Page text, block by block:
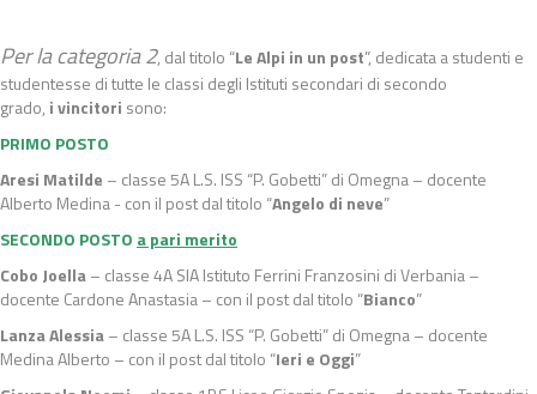
Per la categoria 2, dal titolo “Le Alpi in un post”, dedicata a studenti e
studentesse di tutte le classi degli Istituti secondari di secondo
grado, ivincitori sono:
PRIMO POSTO
Aresi Matilde – classe 5A L.S. ISS “P. Gobetti” di Omegna – docente
Alberto Medina - con il post dal titolo “Angelo di neve”
SECONDO POSTO a pari merito
Cobo Joella– classe 4A SIA Istituto Ferrini Franzosini di Verbania –
docente Cardone Anastasia – con il post dal titolo “Bianco”
Lanza Alessia– classe 5A L.S. ISS “P. Gobetti” di Omegna – docente
Medina Alberto – con il post dal titolo “Ieri e Oggi”